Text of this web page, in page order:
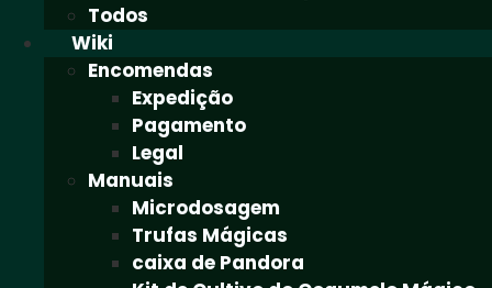
Todos
Wiki
Encomendas
Expedição
Pagamento
Legal
Manuais
Microdosagem
Trufas Mágicas
caixa de Pandora